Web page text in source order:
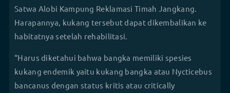
Satwa Alobi Kampung Reklamasi Timah Jangkang.
Harapannya, kukang tersebut dapat dikembalikan ke
habitatnya setelah rehabilitasi.
“Harus diketahui bahwa bangka memiliki spesies
kukang endemik yaitu kukang bangka atau Nycticebus
bancanus dengan status kritis atau critically